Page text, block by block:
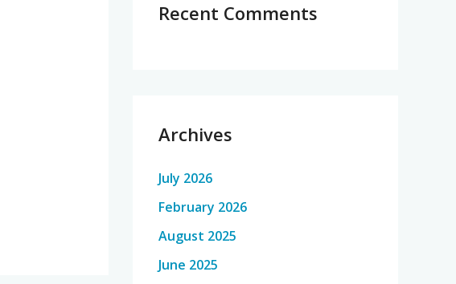
Recent Comments
Archives
July 2026
February 2026
August 2025
June 2025